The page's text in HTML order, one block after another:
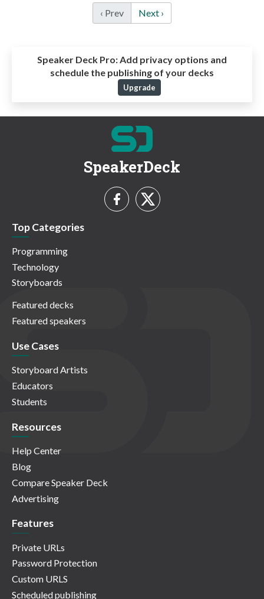
‹ Prev Next ›
Speaker Deck Pro:Add privacy options and
schedule the publishing of your decks
Upgrade
SpeakerDeck
Top Categories
Programming
Technology
Storyboards
Featured decks
Featured speakers
Use Cases
Storyboard Artists
Educators
Students
Resources
Help Center
Blog
Compare Speaker Deck
Advertising
Features
Private URLs
Password Protection
Custom URLS
Scheduled publishing